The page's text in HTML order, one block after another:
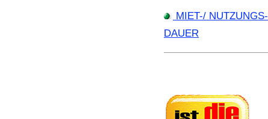
MIET-/ NUTZUNGS-
DAUER